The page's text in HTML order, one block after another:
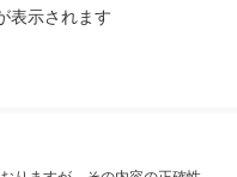
表示されます